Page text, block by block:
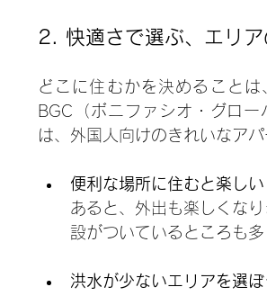
2. 快適さで選ぶ、エリ
どこに住むかを決めること
BGC（ボニファシオ・グロ
は、外国人向けのきれいなア
便利な場所に住むと楽しい
あると、外出も楽しくな
設がついているところも
洪水が少ないエリアを選ぼ